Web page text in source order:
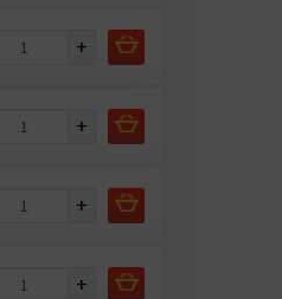
+
+
+
+